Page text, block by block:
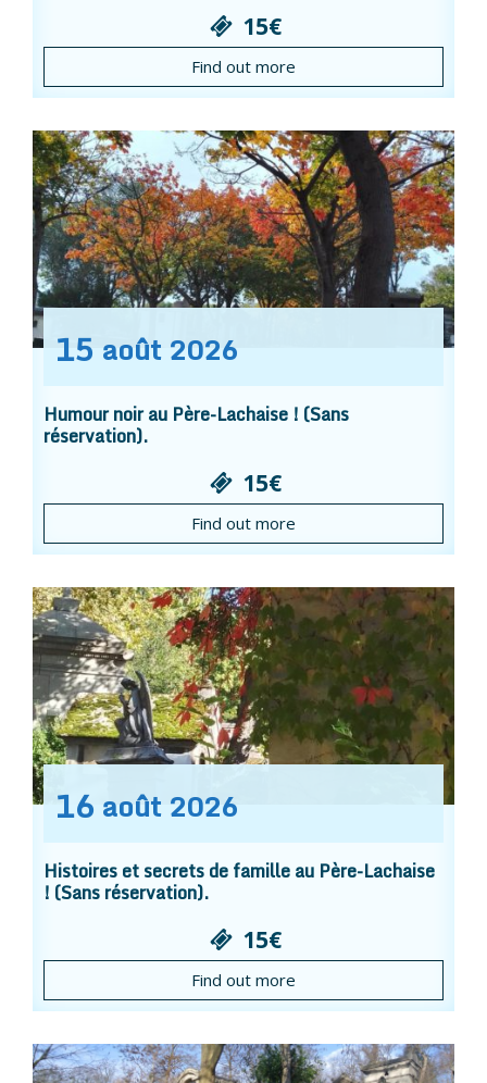
15€
Find out more
15 août 2026
Humour noir au Père-Lachaise ! (Sans
réservation).
15€
Find out more
16 août 2026
Histoires et secrets de famille au Père-Lachaise
! (Sans réservation).
15€
Find out more